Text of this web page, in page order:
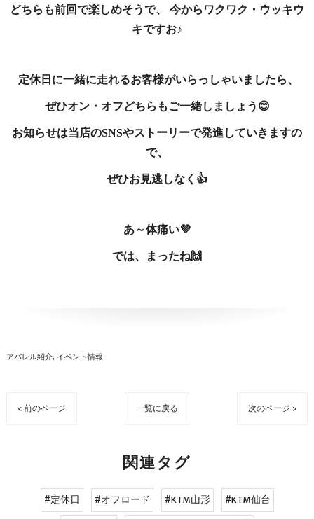
どちらも前回で楽しめそうで、 今からワクワク・ウッキウ
キですお♪
定休日に一緒に走れるお客様がいらっしゃいましたら、
ぜひオン・オフどちらもご一緒しましょう😊
お知らせは当店のSNSやストーリーで発進していきますの
で、
ぜひお見逃しなく👍
あ～体痛い💜
では、まったね🙌
アパレル紹介 イベント情報
< 前のページ 一覧に戻る 次のページ >
関連タグ
#定休日 #オフロード #KTM山形
#KTM仙台